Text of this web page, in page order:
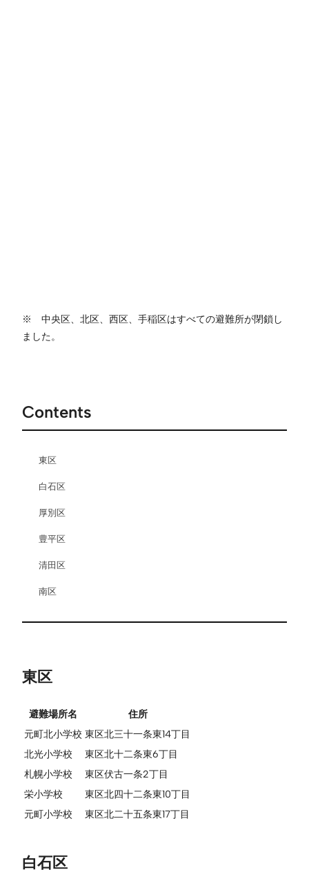
※ 中央区、北区、西区、手稲区はすべての避難所が閉鎖し
ました。
Contents
東区
白石区
厚別区
豊平区
清田区
南区
東区
避難場所名
住所
元町北小学校 東区北三十一条東14丁目
北光小学校
東区北十二条東6丁目
札幌小学校
東区伏古一条2丁目
栄小学校
東区北四十二条東10丁目
元町小学校
東区北二十五条東17丁目
白石区